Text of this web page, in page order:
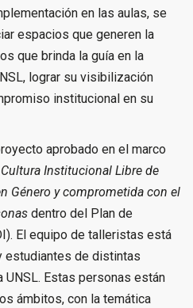
en las aulas, se
espacios que generen la
que brinda la guía en la
lograr su visibilización
institucional en su
aprobado en el marco
Cultura Institucional Libre de
Género y comprometida con el
dentro del Plan de
El equipo de talleristas está
estudiantes de distintas
Estas personas están
ámbitos, con la temática